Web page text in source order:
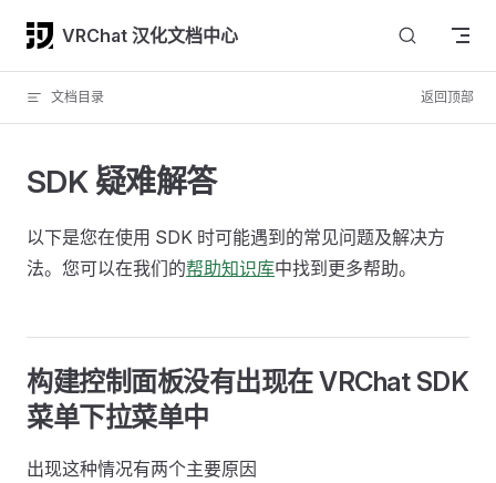
Skip to content
VRChat 汉化文档中心
文档目录 返回顶部
SDK 疑难解答
以下是您在使用 SDK 时可能遇到的常见问题及解决方
法。您可以在我们的帮助知识库中找到更多帮助。
构建控制面板没有出现在 VRChat SDK
菜单下拉菜单中
出现这种情况有两个主要原因